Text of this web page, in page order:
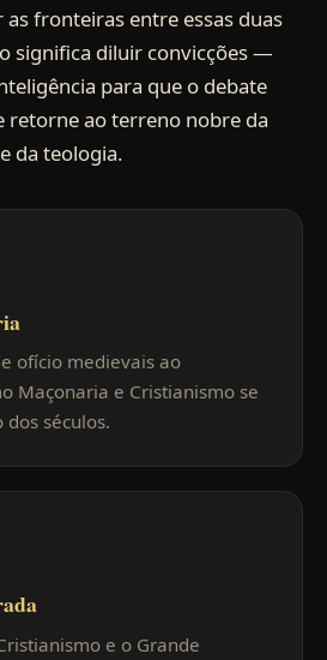
fronteiras entre essas duas
significa diluir convicções —
para que o debate
retorne ao terreno nobre da
da teologia.
ofício medievais ao
Maçonaria e Cristianismo se
séculos.
e o Grande